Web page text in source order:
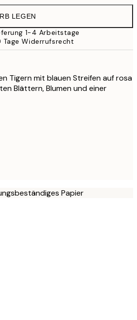
LEGEN
1-4 Arbeitstage
Tage Widerrufsrecht
Tigern mit blauen Streifen auf rosa
Blättern, Blumen und einer
Papier